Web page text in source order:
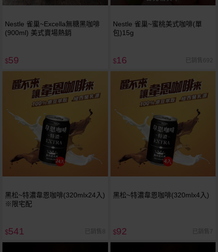
Nestle 雀巢~Excella無糖黑咖啡
(900ml) 美式賣場熱銷
$59
Nestle 雀巢~蜜桃美式咖啡(單
包)15g
$16 已銷售692
黑松~特濃韋恩咖啡(320mlx24入)
※限宅配
$541 已銷售8
黑松~特濃韋恩咖啡(320mlx4入)
$92 已銷售7